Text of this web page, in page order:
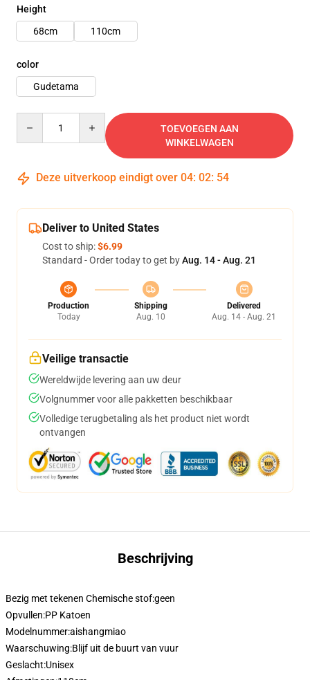
Height
68cm
110cm
color
Gudetama
TOEVOEGEN AAN
WINKELWAGEN
Deze uitverkoop eindigt over 04: 02: 51
Deliver to United States
Cost to ship:$6.99
Standard - Order today to get byAug. 14 - Aug. 21
Production
Today
Shipping
Aug. 10
Delivered
Aug. 14 - Aug. 21
Veilige transactie
Wereldwijde levering aan uw deur
Volgnummer voor alle pakketten beschikbaar
Volledige terugbetaling als het product niet wordt
ontvangen
Beschrijving
Bezig met tekenen Chemische stof:geen
Opvullen:PP Katoen
Modelnummer:aishangmiao
Waarschuwing:Blijf uit de buurt van vuur
Geslacht:Unisex